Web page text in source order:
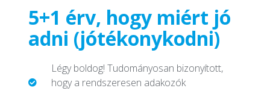
5+1 érv, hogy miért jó
adni (jótékonykodni)
Légy boldog! Tudományosan bizonyított,
hogy a rendszeresen adakozók